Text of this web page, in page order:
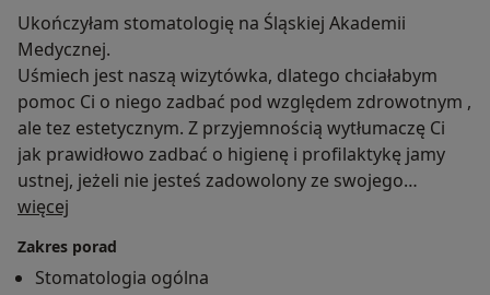
Ukończyłam stomatologię na Śląskiej Akademii
Medycznej.
Uśmiech jest naszą wizytówka, dlatego chciałabym
pomoc Ci o niego zadbać pod względem zdrowotnym ,
ale tez estetycznym. Z przyjemnością wytłumaczę Ci
jak prawidłowo zadbać o higienę i profilaktykę jamy
ustnej, jeżeli nie jesteś zadowolony ze swojego
uśmiechu możesz liczyć na moją pomoc. Pomogę
licówki.
Wieloletnie doświadczenie pozwoliło mi nauczyć się
więcej
Zakres porad
Stomatologia ogólna